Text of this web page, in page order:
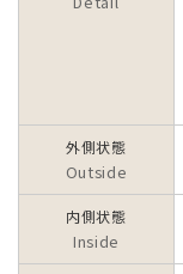
外側状態
Outside
内側状態
Inside